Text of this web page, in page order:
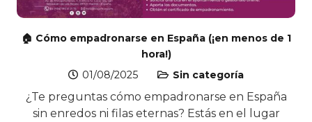
🏠 Cómo empadronarse en España (¡en menos de 1
hora!)
01/08/2025
Sin categoría
¿Te preguntas cómo empadronarse en España
sin enredos ni filas eternas? Estás en el lugar